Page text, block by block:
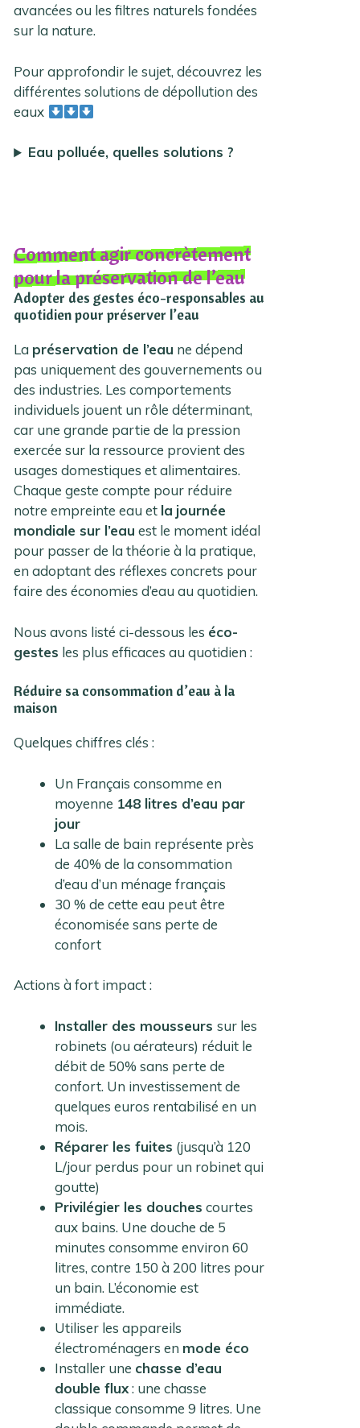
avancées ou les filtres naturels fondées
sur la nature.
Pour approfondir le sujet, découvrez les
différentes solutions de dépollution des
eaux
Eau polluée, quelles solutions ?
Comment agir concrètement
pour la préservation de l’eau
Adopter des gestes éco-responsables au
quotidien pour préserver l’eau
La préservation de l’eau ne dépend
pas uniquement des gouvernements ou
des industries. Les comportements
individuels jouent un rôle déterminant,
car une grande partie de la pression
exercée sur la ressource provient des
usages domestiques et alimentaires.
Chaque geste compte pour réduire
notre empreinte eau et la journée
mondiale sur l’eau est le moment idéal
pour passer de la théorie à la pratique,
en adoptant des réflexes concrets pour
faire des économies d’eau au quotidien.
Nous avons listé ci-dessous les éco-
gestes les plus efficaces au quotidien :
Réduire sa consommation d’eau à la
maison
Quelques chiffres clés :
Un Français consomme en
moyenne 148 litres d’eau par
jour
La salle de bain représente près
de 40% de la consommation
d’eau d’un ménage français
30 % de cette eau peut être
économisée sans perte de
confort
Actions à fort impact :
Installer des mousseurssur les
robinets (ou aérateurs) réduit le
débit de 50% sans perte de
confort. Un investissement de
quelques euros rentabilisé en un
mois.
Réparer les fuites (jusqu’à 120
L/jour perdus pour un robinet qui
goutte)
Privilégier les douches courtes
aux bains. Une douche de 5
minutes consomme environ 60
litres, contre 150 à 200 litres pour
un bain. L’économie est
immédiate.
Utiliser les appareils
électroménagers en mode éco
Installer une chasse d’eau
double flux: une chasse
classique consomme 9 litres. Une